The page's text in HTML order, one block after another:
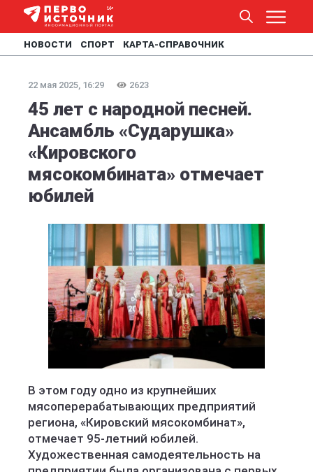
НОВОСТИ СПОРТ КАРТА-СПРАВОЧНИК
22 мая 2025, 16:29 2623
45 лет с народной песней.
Ансамбль «Сударушка»
«Кировского
мясокомбината» отмечает
юбилей
В этом году одно из крупнейших
мясоперерабатывающих предприятий
региона, «Кировский мясокомбинат»,
отмечает 95-летний юбилей.
Художественная самодеятельность на